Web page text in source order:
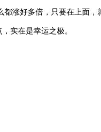
涨好多倍，只要在上面，
实在是幸运之极。